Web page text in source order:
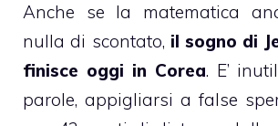
Anche se la matematica
nulla di scontato, il sogno di
finisce oggi in Corea. E’
parole, appigliarsi a false